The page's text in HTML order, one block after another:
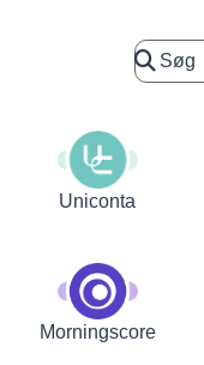
Uniconta
Morningscore